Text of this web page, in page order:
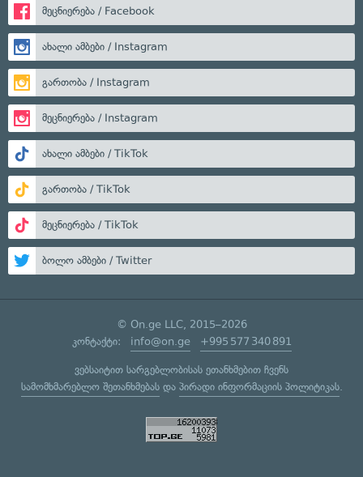
მეცნიერება / Facebook
ახალი ამბები / Instagram
გართობა / Instagram
მეცნიერება / Instagram
ახალი ამბები / TikTok
გართობა / TikTok
მეცნიერება / TikTok
ბოლო ამბები / Twitter
© On.ge LLC, 2015–2026
კონტაქტი: info@on.ge +995 577 340 891
ვებსაიტით სარგებლობისას ეთანხმებით ჩვენს
სამომხმარებლო შეთანხმებასდა პირადი ინფორმაციის პოლიტიკას.